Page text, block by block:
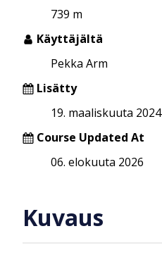
739 m
Käyttäjältä
Pekka Arm
Lisätty
19. maaliskuuta 2024
Course Updated At
06. elokuuta 2026
Kuvaus